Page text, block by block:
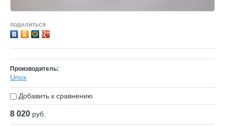
поделиться
Производитель:
Unox
Добавить к сравнению
8 020 руб.